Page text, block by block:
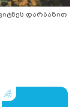
დარბაზით